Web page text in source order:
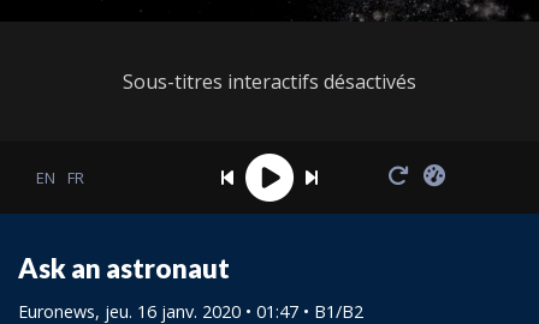
Sous-titres interactifs désactivés
EN FR
Ask an astronaut
Euronews, jeu. 16 janv. 2020 • 01:47 • B1/B2